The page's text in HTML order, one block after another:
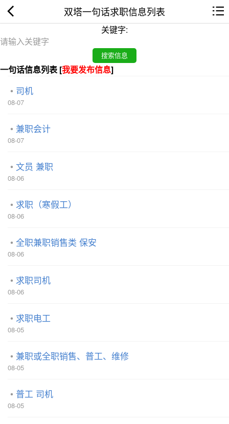
双塔一句话求职信息列表
关键字:
一句话信息列表 [我要发布信息]
司机
08-07
兼职会计
08-07
文员 兼职
08-06
求职（寒假工）
08-06
全职兼职销售类 保安
08-06
求职司机
08-06
求职电工
08-05
兼职或全职销售、普工、维修
08-05
普工 司机
08-05